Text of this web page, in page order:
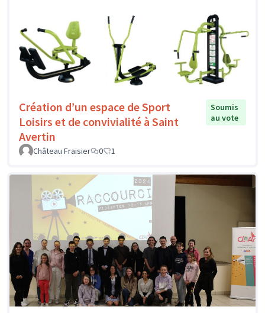
Création d’un espace de Sport
Loisirs et de convivialité à Saint
Avertin
Soumis
au vote
Château Fraisier 0 1